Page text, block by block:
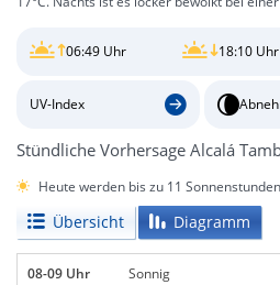
06:49 Uhr 18:10 Uhr
UV-Index
Stündliche Vorhersage Alcalá
Heute werden bis zu 11
Übersicht Diagramm
08-09 Uhr Sonnig